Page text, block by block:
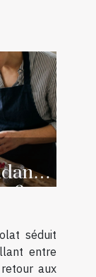
?
séduit
entre
aux